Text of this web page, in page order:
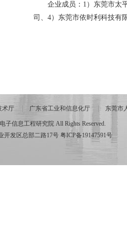
企业成员：1）东莞市太
司、4）东莞市依时利科技有
术厅 广东省工业和信息化厅 东莞市
子信息工程研究院 All Rights Reserved.
开发区总部二路17号 粤ICP备19147591号